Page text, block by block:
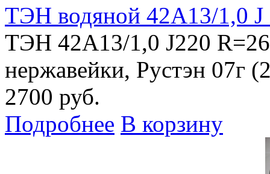
ТЭН водяной 42А13/1,0 J
ТЭН 42А13/1,0 J220
нержавейки, Рустэн 07г
2700 руб.
Подробнее В корзину